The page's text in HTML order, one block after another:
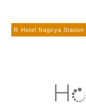
R Hotel Nagoya Station